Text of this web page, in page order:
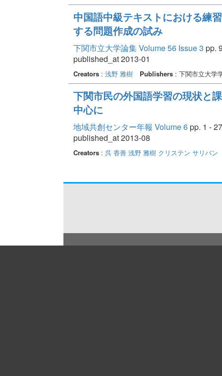
中国語中級テキストにおける練
する問題作成の試み
下関市立大学論集 Volume 56 Issue 3 pp.
published_at 2013-01
Creators: 浅野 雅樹 Publishers: 下関市立大学
下関市民の外国語学習の現状と
中心に
地域共創センター年報 Volume 6pp. 1 - 27
published_at 2013-08
Creators: 呉 香善 浅野 雅樹 クリステン サリバン